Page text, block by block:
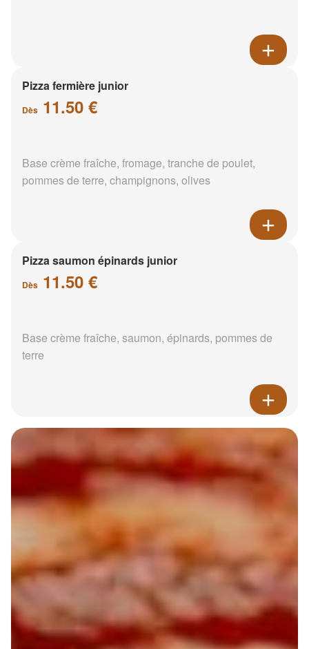
Pizza fermière junior
Dès 11.50 €
Base crème fraîche, fromage, tranche de poulet,
pommes de terre, champignons, olives
Pizza saumon épinards junior
Dès 11.50 €
Base crème fraîche, saumon, épinards, pommes de
terre